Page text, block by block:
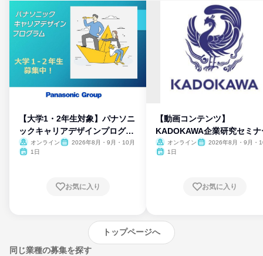
【大学1・2年生対象】パナソニ
ックキャリアデザインプログラ
ム
オンライン
2026年8月・9月・10月
1日
お気に入り
【動画コンテンツ】
KADOKAWA企業研究セミナ
オンライン
2026年8月・9月・
1日
お気に入り
トップページへ
同じ業種の募集を探す